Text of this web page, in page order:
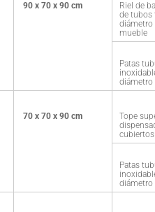
90 x 70 x 90 cm
Riel de
de tubos
diámetro
mueble
Patas
diámetro
70 x 70 x 90 cm
Tope
Patas
diámetro